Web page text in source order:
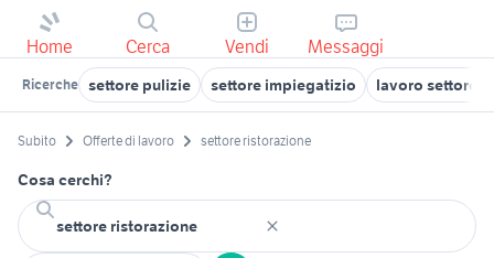
Home Cerca Vendi Messaggi
Ricerche settore pulizie settore impiegatizio lavoro settore
Subito Offerte di lavoro settore ristorazione
Cosa cerchi?